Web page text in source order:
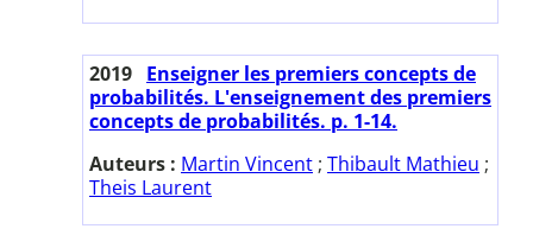
2019 Enseigner les premiers concepts de
probabilités. L'enseignement des premiers
concepts de probabilités. p. 1-14.
Auteurs : Martin Vincent ; Thibault Mathieu ;
Theis Laurent